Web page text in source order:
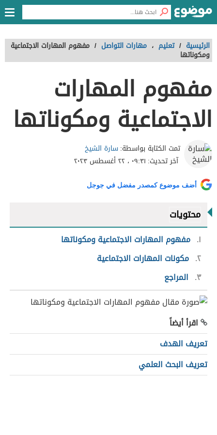
الرئيسية / تعليم ، مهارات التواصل / مفهوم المهارات الاجتماعية
ومكوناتها
مفهوم المهارات
الاجتماعية ومكوناتها
تمت الكتابة بواسطة:سارة الشيخ
آخر تحديث: ٠٩:٣١ ، ٢٢ أغسطس ٢٠٢٣
أضف موضوع كمصدر مفضل في جوجل
محتويات
١ مفهوم المهارات الاجتماعية ومكوناتها
٢ مكونات المهارات الاجتماعية
٣
المراجع
اقرأ أيضاً
تعريف الهدف
تعريف البحث العلمي